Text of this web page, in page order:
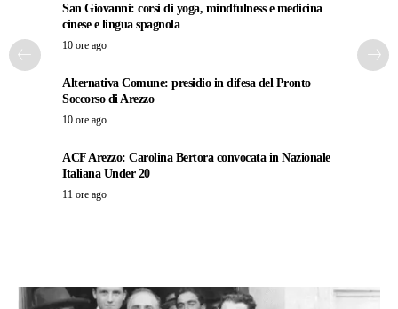
San Giovanni: corsi di yoga, mindfulness e medicina
cinese e lingua spagnola
10 ore ago
Alternativa Comune: presidio in difesa del Pronto
Soccorso di Arezzo
10 ore ago
ACF Arezzo: Carolina Bertora convocata in Nazionale
Italiana Under 20
11 ore ago